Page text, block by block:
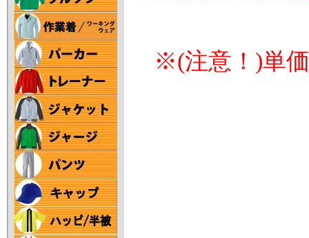
※(注意！)単